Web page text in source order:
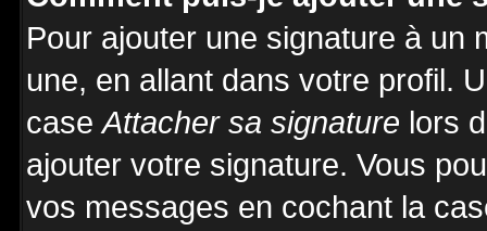
Pour ajouter une signature à un
une, en allant dans votre profil.
caseAttacher sa signature lors
ajouter votre signature. Vous
vos messages en cochant la